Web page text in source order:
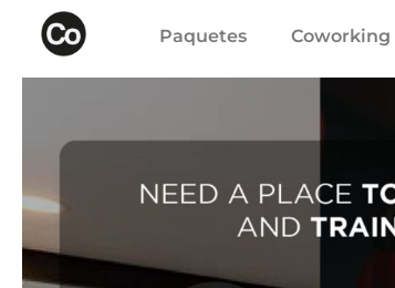
Paquetes Coworking